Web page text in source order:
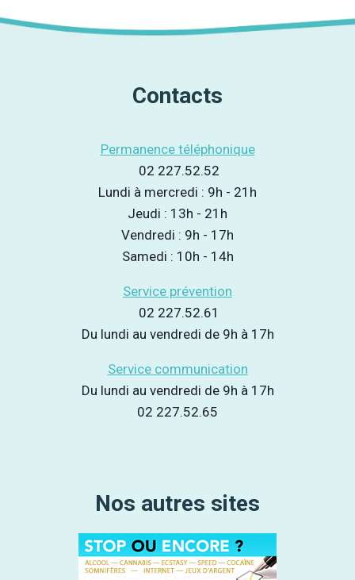
publication :
Contacts
Permanence téléphonique
02 227.52.52
Lundi à mercredi : 9h - 21h
Jeudi : 13h - 21h
Vendredi : 9h - 17h
Samedi : 10h - 14h
Service prévention
02 227.52.61
Du lundi au vendredi de 9h à 17h
Service communication
Du lundi au vendredi de 9h à 17h
02 227.52.65
Nos autres sites